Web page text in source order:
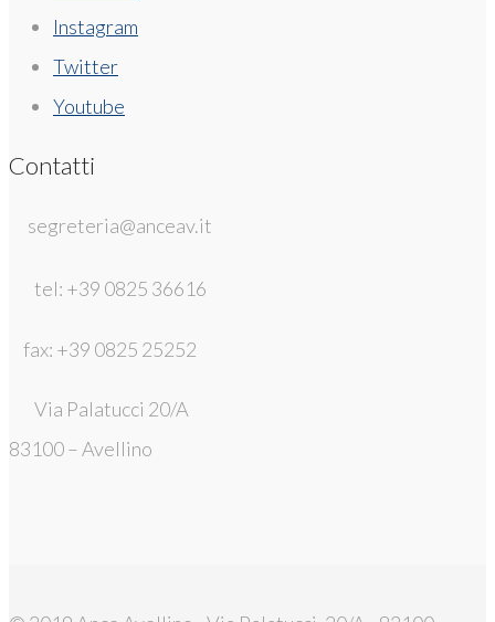
Instagram
Twitter
Youtube
Contatti
segreteria@anceav.it
tel: +39 0825 36616
fax: +39 0825 25252
Via Palatucci 20/A
83100 – Avellino